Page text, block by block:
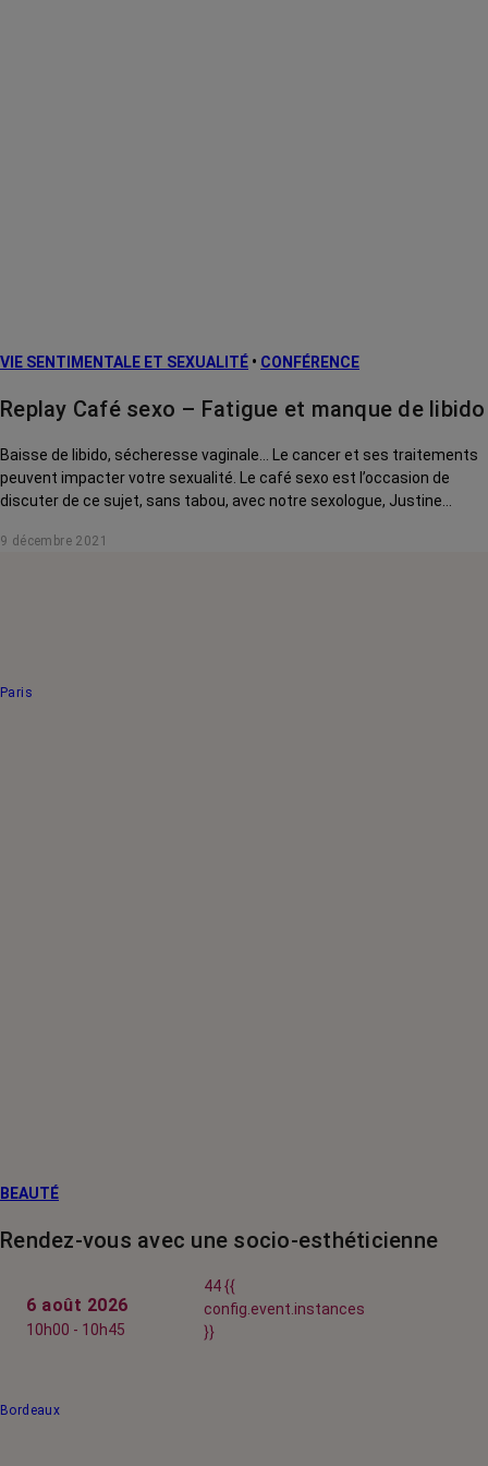
VIE SENTIMENTALE ET SEXUALITÉ • CONFÉRENCE
Replay Café sexo – Fatigue et manque de libido
Baisse de libido, sécheresse vaginale… Le cancer et ses traitements
peuvent impacter votre sexualité. Le café sexo est l’occasion de
discuter de ce sujet, sans tabou, avec notre sexologue, Justine
9 décembre 2021
Paris
BEAUTÉ
Rendez-vous avec une socio-esthéticienne
6 août 2026
10h00 - 10h45
44 {{
config.event.instances
}}
Bordeaux